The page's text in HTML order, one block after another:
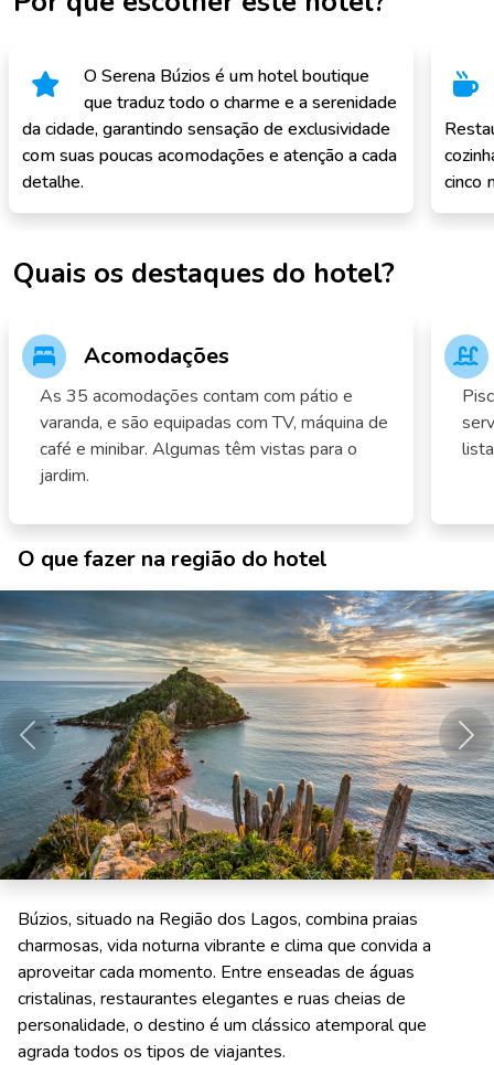
O Serena Búzios é um hotel boutique
que traduz todo o charme e a serenidade
da cidade, garantindo sensação de exclusividade
com suas poucas acomodações e atenção a cada
detalhe.
cinco
Quais os destaques do hotel?
Acomodações
As 35 acomodações contam com pátio e
varanda, e são equipadas com TV, máquina de
café e minibar. Algumas têm vistas para o
jardim.
O que fazer na região do hotel
Anterior
Búzios, situado na Região dos Lagos, combina praias
charmosas, vida noturna vibrante e clima que convida a
aproveitar cada momento. Entre enseadas de águas
cristalinas, restaurantes elegantes e ruas cheias de
personalidade, o destino é um clássico atemporal que
agrada todos os tipos de viajantes.